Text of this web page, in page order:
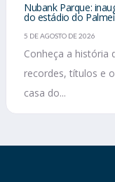
Nubank Parque:
do estádio do
5 DE AGOSTO DE 2026
Conheça a história
recordes, títulos e
casa do...